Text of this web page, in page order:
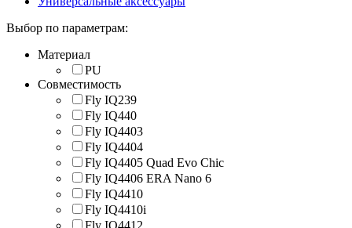
Выбор по параметрам:
Материал
PU
Совместимость
Fly IQ239
Fly IQ440
Fly IQ4403
Fly IQ4404
Fly IQ4405 Quad Evo Chic
Fly IQ4406 ERA Nano 6
Fly IQ4410
Fly IQ4410i
Fly IQ4412